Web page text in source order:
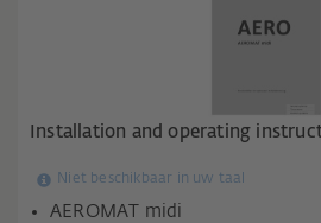
Installation and operating
Niet beschikbaar in uw taal
AEROMAT midi